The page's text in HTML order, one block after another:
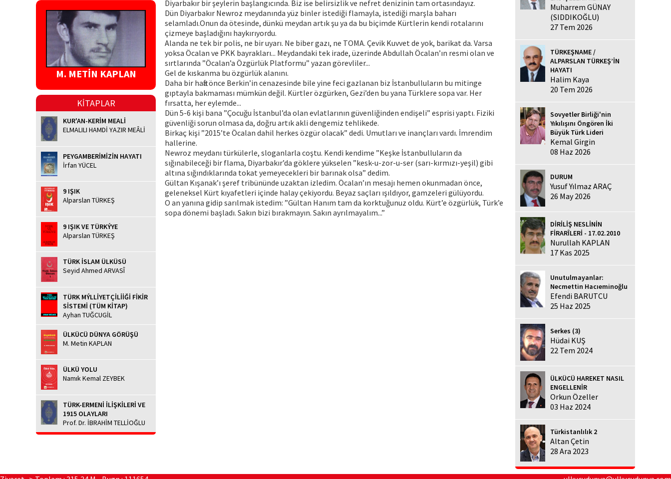
M. METİN KAPLAN
KİTAPLAR
KUR'AN-KERİM MEALİ
ELMALILI HAMDİ YAZIR MEÂLİ
PEYGAMBERİMİZİN HAYATI
İrfan YÜCEL
9 IŞIK
Alparslan TÜRKEŞ
9 IŞIK VE TÜRKÝYE
Alparslan TÜRKEŞ
TÜRK İSLAM ÜLKÜSÜ
Seyid Ahmed ARVASÎ
TÜRK MÝLLİYETÇİLİİĞİ FİKİR
SİSTEMİ (TÜM KİTAP)
Ayhan TUĞCUGİL
ÜLKÜCÜ DÜNYA GÖRÜŞÜ
M. Metin KAPLAN
ÜLKÜ YOLU
Namık Kemal ZEYBEK
TÜRK-ERMENİ İLİŞKİLERİ VE
1915 OLAYLARI
Prof. Dr. İBRAHİM TELLİOĞLU
Diyarbakır bir şeylerin başlangıcında. Biz ise belirsizlik ve nefret denizinin tam ortasındayız.
Dün Diyarbakır Newroz meydanında yüz binler istediği flamayla, istediği marşla baharı
selamladı.Onun da ötesinde, dünkü meydan artık şu ya da bu biçimde Kürtlerin kendi rotalarını
çizmeye başladığını haykırıyordu.
Alanda ne tek bir polis, ne bir uyarı. Ne biber gazı, ne TOMA. Çevik Kuvvet de yok, barikat da. Varsa
yoksa Öcalan ve PKK bayrakları... Meydandaki tek irade, üzerinde Abdullah Öcalan’ın resmi olan ve
sırtlarında ”Öcalan’a Özgürlük Platformu” yazan görevliler...
Gel de kıskanma bu özgürlük alanını.
Daha bir hafta önce Berkin’in cenazesinde bile yine feci gazlanan biz İstanbulluların bu mitinge
gıptayla bakmaması mümkün değil. Kürtler özgürken, Gezi’den bu yana Türklere sopa var. Her
fırsatta, her eylemde...
Dün 5-6 kişi bana ”Çocuğu İstanbul’da olan evlatlarının güvenliğinden endişeli” esprisi yaptı. Fiziki
güvenliği sorun olmasa da, doğru artık akli dengemiz tehlikede.
Birkaç kişi ”2015’te Öcalan dahil herkes özgür olacak” dedi. Umutları ve inançları vardı. İmrendim
hallerine.
Newroz meydanı türkülerle, sloganlarla coştu. Kendi kendime ”Keşke İstanbulluların da
sığınabileceği bir flama, Diyarbakır’da göklere yükselen ”kesk-u-zor-u-ser (sarı-kırmızı-yeşil) gibi
altına sığındıklarında tokat yemeyecekleri bir barınak olsa” dedim.
Gültan Kışanak’ı şeref tribününde uzaktan izledim. Öcalan’ın mesajı hemen okunmadan önce,
geleneksel Kürt kıyafetleri içinde halay çekiyordu. Beyaz saçları ışıldıyor, gamzeleri gülüyordu.
O an yanına gidip sarılmak istedim: ”Gültan Hanım tam da korktuğunuz oldu. Kürt’e özgürlük, Türk’e
sopa dönemi başladı. Sakın bizi bırakmayın. Sakın ayrılmayalım...”
Muharrem GÜNAY
(SIDDIKOĞLU)
27 Tem 2026
TÜRKEŞNAME /
ALPARSLAN TÜRKEŞ’İN
HAYATI
Halim Kaya
20 Tem 2026
Sovyetler Birliği'nin
Yıkılışını Öngören İki
Büyük Türk Lideri
Kemal Girgin
08 Haz 2026
DURUM
Yusuf Yılmaz ARAÇ
26 May 2026
DİRİLİŞ NESLİNİN
FİRARÎLERİ - 17.02.2010
Nurullah KAPLAN
17 Kas 2025
Unutulmayanlar:
Necmettin Hacıeminoğlu
Efendi BARUTCU
25 Haz 2025
Serkes (3)
Hüdai KUŞ
22 Tem 2024
ÜLKÜCÜ HAREKET NASIL
ENGELLENİR
Orkun Özeller
03 Haz 2024
Türkistanlılık 2
Altan Çetin
28 Ara 2023